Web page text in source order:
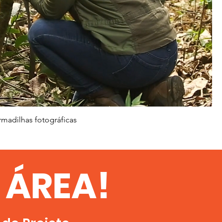
fotográficas